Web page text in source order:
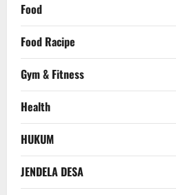
Food
Food Racipe
Gym & Fitness
Health
HUKUM
JENDELA DESA